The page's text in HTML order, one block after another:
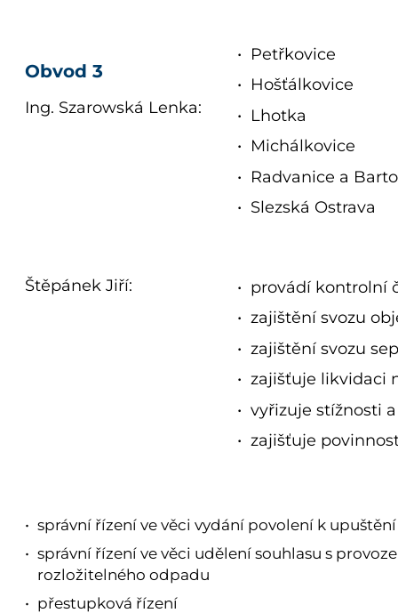
Obvod 3
Ing. Szarowská Lenka:
Petřkovice
Hošťálkovice
Lhotka
Michálkovice
Radvanice a
Slezská Ostrava
Štěpánek Jiří:
provádí kontrolní
zajištění svozu
zajištění svozu
zajišťuje likvidaci
vyřizuje stížnosti
zajišťuje
správní řízení ve věci vydání povolení k
správní řízení ve věci udělení souhlasu s
rozložitelného odpadu
přestupková řízení